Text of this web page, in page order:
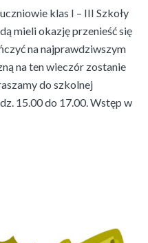
klas I – III Szkoły
mieli okazję przenieść się
na najprawdziwszym
na ten wieczór zostanie
do szkolnej
15.00 do 17.00. Wstęp w